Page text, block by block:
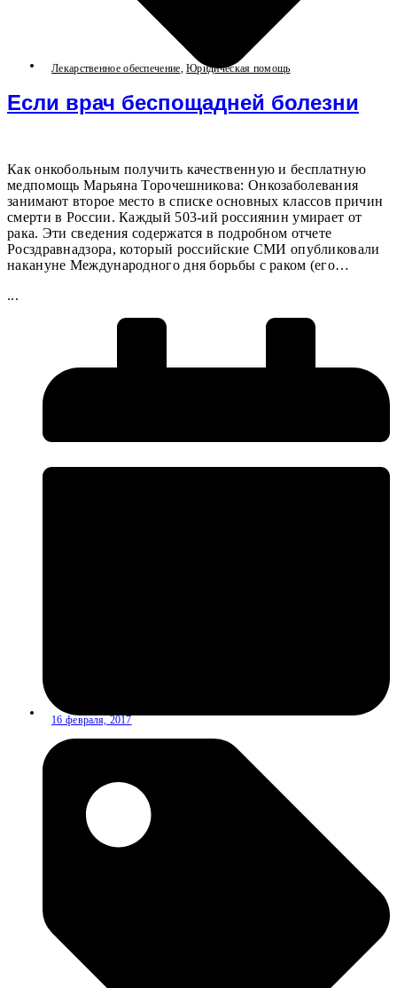
Лекарственное обеспечение ,Юридическая помощь
Если врач беспощадней болезни
Как онкобольным получить качественную и бесплатную
медпомощь Марьяна Торочешникова: Онкозаболевания
занимают второе место в списке основных классов причин
смерти в России. Каждый 503-ий россиянин умирает от
рака. Эти сведения содержатся в подробном отчете
Росздравнадзора, который российские СМИ опубликовали
накануне Международного дня борьбы с раком (его…
...
16 февраля, 2017